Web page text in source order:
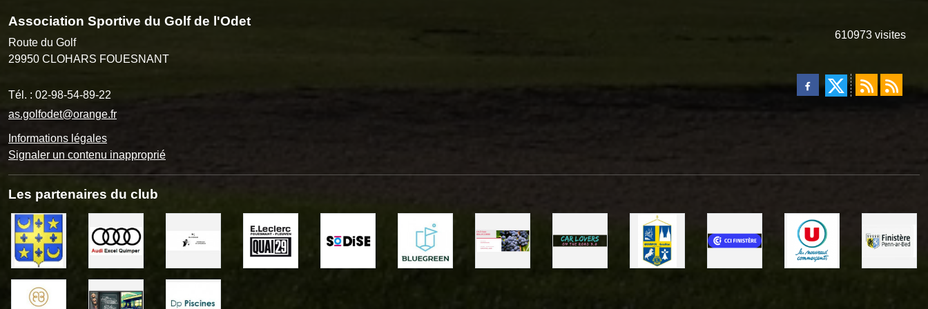
Association Sportive du Golf de l'Odet
Route du Golf
29950 CLOHARS FOUESNANT
Tél. : 02-98-54-89-22
as.golfodet@orange.fr
Informations légales
Signaler un contenu inapproprié
610973 visites
Les partenaires du club